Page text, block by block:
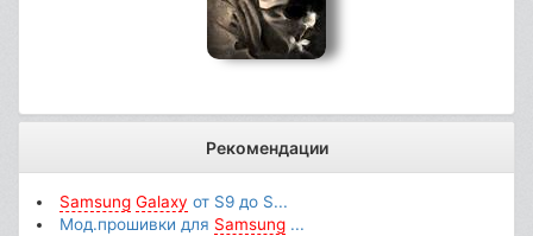
Рекомендации
Samsung Galaxy от S9 до S...
Мод.прошивки для Samsung ...